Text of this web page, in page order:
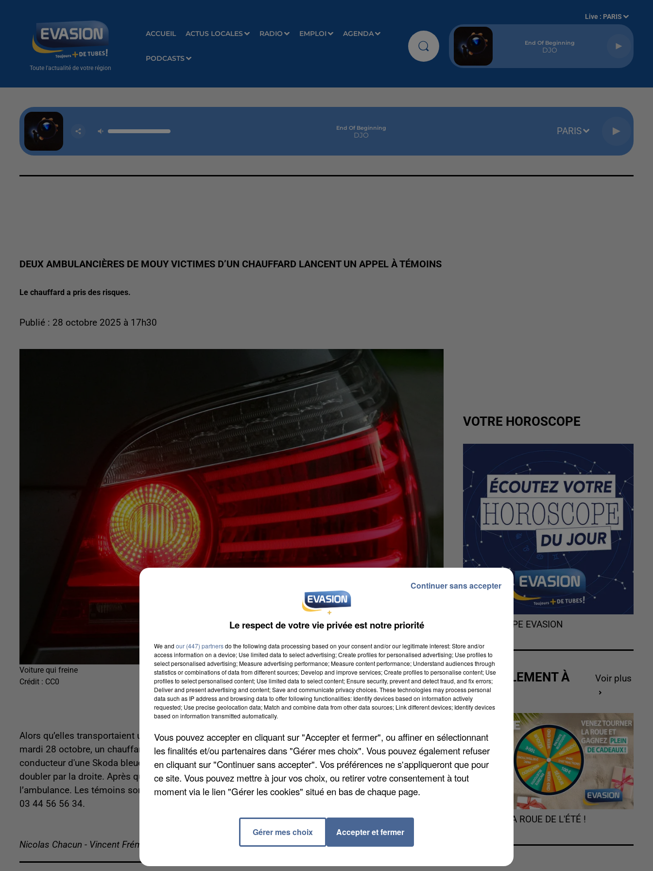
Toute l'actualité de votre région
ACCUEIL ACTUS LOCALES RADIO EMPLOI AGENDA
PODCASTS
Live : PARIS
End Of Beginning
DJO
End Of Beginning
DJO PARIS
DEUX AMBULANCIÈRES DE MOUY VICTIMES D’UN CHAUFFARD LANCENT UN APPEL À TÉMOINS
Le chauffard a pris des risques.
Publié : 28 octobre 2025 à 17h30
Voiture qui freine
Crédit : CC0
Alors qu’elles transportaient un salarié blessé d’une entreprise de Nogent-sur-Oise pour le Samu ce
mardi 28 octobre, un chauffard a failli les percuter près du magasin Auchan sur la D1016. Le
conducteur d'une Skoda bleue n’a pas voulu se décaler et a pilé devant l’ambulance, la forçant à
doubler par la droite. Après quoi, l'automobiliste a accéléré pour faire une queue de poisson à
l’ambulance. Les témoins sont invités à contacter la société Secours Ambulances Services de Mouy au
03 44 56 56 34.
Nicolas Chacun - Vincent Frémeaux
VOTRE HOROSCOPE
L'HOROSCOPE EVASION
ACTUELLEMENT À
GAGNER
Voir plus
TOURNEZ LA ROUE DE L'ÉTÉ !
Le respect de votre vie privée est notre priorité
We and our (447) partnersdo the following data processing based on your consent and/or our legitimate interest: Store and/or
access information on a device; Use limited data to select advertising; Create profiles for personalised advertising; Use profiles to
select personalised advertising; Measure advertising performance; Measure content performance; Understand audiences through
statistics or combinations of data from different sources; Develop and improve services; Create profiles to personalise content; Use
profiles to select personalised content; Use limited data to select content; Ensure security, prevent and detect fraud, and fix errors;
Deliver and present advertising and content; Save and communicate privacy choices. These technologies may process personal
data such as IP address and browsing data to offer following functionalities: Identify devices based on information actively
requested; Use precise geolocation data; Match and combine data from other data sources; Link different devices; Identify devices
based on information transmitted automatically.
Vous pouvez accepter en cliquant sur "Accepter et fermer", ou affiner en sélectionnant
les finalités et/ou partenaires dans "Gérer mes choix". Vous pouvez également refuser
en cliquant sur "Continuer sans accepter". Vos préférences ne s'appliqueront que pour
ce site. Vous pouvez mettre à jour vos choix, ou retirer votre consentement à tout
moment via le lien "Gérer les cookies" situé en bas de chaque page.
Gérer mes choix Accepter et fermer
Continuer sans accepter